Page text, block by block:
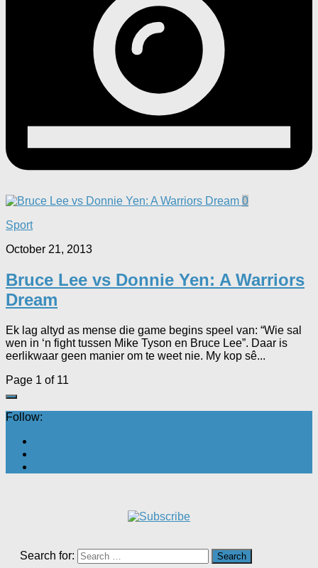
0
Sport
October 21, 2013
Bruce Lee vs Donnie Yen: A Warriors
Dream
Ek lag altyd as mense die game begins speel van: “Wie sal
wen in ‘n fight tussen Mike Tyson en Bruce Lee”. Daar is
eerlikwaar geen manier om te weet nie. My kop sê...
Page 1 of 11
Follow:
Search for: